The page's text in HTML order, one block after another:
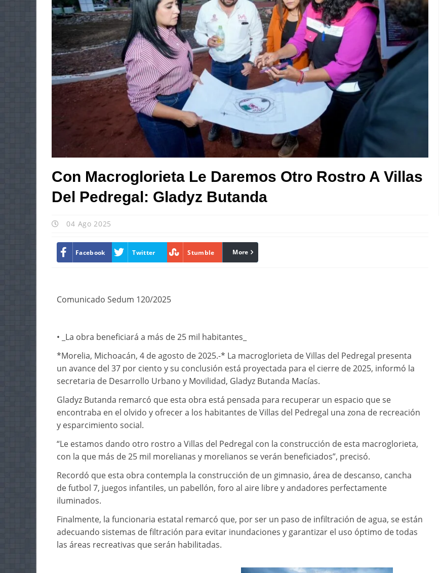
Con Macroglorieta Le Daremos Otro Rostro A Villas
Del Pedregal: Gladyz Butanda
04 Ago 2025
Facebook Twitter Stumble linkedin
More
Comunicado Sedum 120/2025
• _⁠La obra beneficiará a más de 25 mil habitantes_
*Morelia, Michoacán, 4 de agosto de 2025.-* La macroglorieta de Villas del Pedregal presenta
un avance del 37 por ciento y su conclusión está proyectada para el cierre de 2025, informó la
secretaria de Desarrollo Urbano y Movilidad, Gladyz Butanda Macías.
Gladyz Butanda remarcó que esta obra está pensada para recuperar un espacio que se
encontraba en el olvido y ofrecer a los habitantes de Villas del Pedregal una zona de recreación
y esparcimiento social.
“Le estamos dando otro rostro a Villas del Pedregal con la construcción de esta macroglorieta,
con la que más de 25 mil morelianas y morelianos se verán beneficiados”, precisó.
Recordó que esta obra contempla la construcción de un gimnasio, área de descanso, cancha
de futbol 7, juegos infantiles, un pabellón, foro al aire libre y andadores perfectamente
iluminados.
Finalmente, la funcionaria estatal remarcó que, por ser un paso de infiltración de agua, se están
adecuando sistemas de filtración para evitar inundaciones y garantizar el uso óptimo de todas
las áreas recreativas que serán habilitadas.